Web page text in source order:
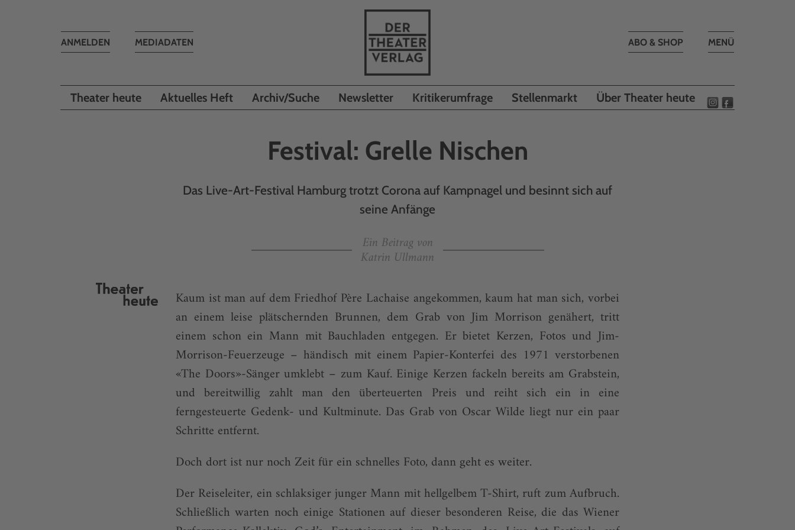
Toggle
MENÜ
ABO & SHOP
MEDIADATEN
Toggle
ANMELDEN
Theater heute Aktuelles Heft Archiv/Suche Newsletter Kritikerumfrage Stellenmarkt Über Theater heute
Festival: Grelle Nischen
Das Live-Art-Festival Hamburg trotzt Corona auf Kampnagel und besinnt sich auf
seine Anfänge
Ein Beitrag von
Katrin Ullmann
Kaum ist man auf dem Friedhof Père Lachaise angekommen, kaum hat man sich, vorbei
an einem leise plätschernden Brunnen, dem Grab von Jim Morrison genähert, tritt
einem schon ein Mann mit Bauchladen entgegen. Er bietet Kerzen, Fotos und Jim-
Morrison-Feuerzeuge – händisch mit einem Papier-Konterfei des 1971 verstorbenen
«The Doors»-Sänger umklebt – zum Kauf. Einige Kerzen fackeln bereits am Grabstein,
und bereitwillig zahlt man den überteuerten Preis und reiht sich ein in eine
ferngesteuerte Gedenk- und Kultminute. Das Grab von Oscar Wilde liegt nur ein paar
Schritte entfernt.
Doch dort ist nur noch Zeit für ein schnelles Foto, dann geht es weiter.
Der Reiseleiter, ein schlaksiger junger Mann mit hellgelbem T-Shirt, ruft zum Aufbruch.
Schließlich warten noch einige Stationen auf dieser besonderen Reise, die das Wiener